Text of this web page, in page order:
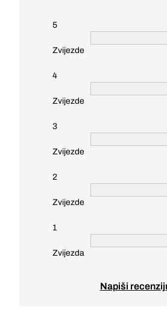
5
Zvijezde
4
Zvijezde
3
Zvijezde
2
Zvijezde
1
Zvijezda
Napiši